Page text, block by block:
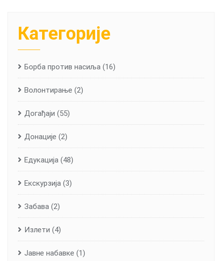
Категорије
Борба против насиља (16)
Волонтирање (2)
Догађаји (55)
Донације (2)
Едукација (48)
Екскурзија (3)
Забава (2)
Излети (4)
Јавне набавке (1)